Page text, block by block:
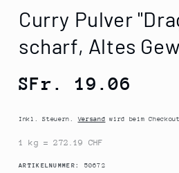
Curry Pulver
scharf, Altes
Normaler
SFr. 19.06
Inkl. Steuern.Versand wird beim
1 kg = 272.19 CHF
ARTIKELNUMMER: SKU:
50672